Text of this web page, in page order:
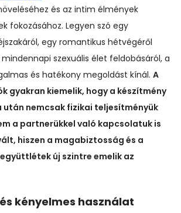
és az intim élmények
fokozásához. Legyen szó egy
egy romantikus hétvégéről
szexuális élet feldobásáról, a
és hatékony megoldást kínál. A
gyakran kiemelik, hogy a készítmény
után nemcsak fizikai teljesítményük
a partnerükkel való kapcsolatuk is
hiszen a magabiztosság és a
új szintre emelik az
kényelmes használat